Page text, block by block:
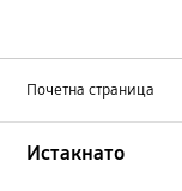
Почетна страница
Истакнато